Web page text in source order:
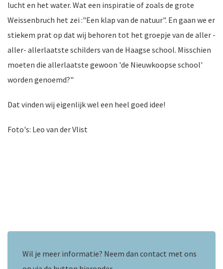
lucht en het water. Wat een inspiratie of zoals de grote
Weissenbruch het zei :"Een klap van de natuur". En gaan we er
stiekem prat op dat wij behoren tot het groepje van de aller -
aller- allerlaatste schilders van de Haagse school. Misschien
moeten die allerlaatste gewoon 'de Nieuwkoopse school'
worden genoemd?"
Dat vinden wij eigenlijk wel een heel goed idee!
Foto's: Leo van der Vlist
Wil je meer informatie? Neem dan contact met ons